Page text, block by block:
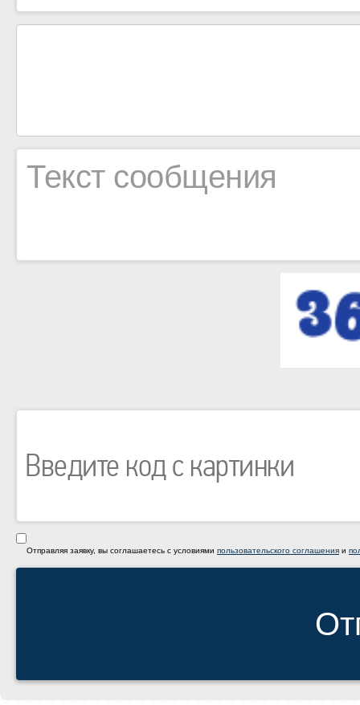
Отправляя заявку, вы соглашаетесь с условиями пользовательского соглашения и